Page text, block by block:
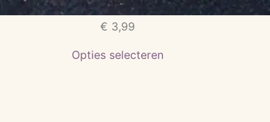
€ 3,99
Opties selecteren